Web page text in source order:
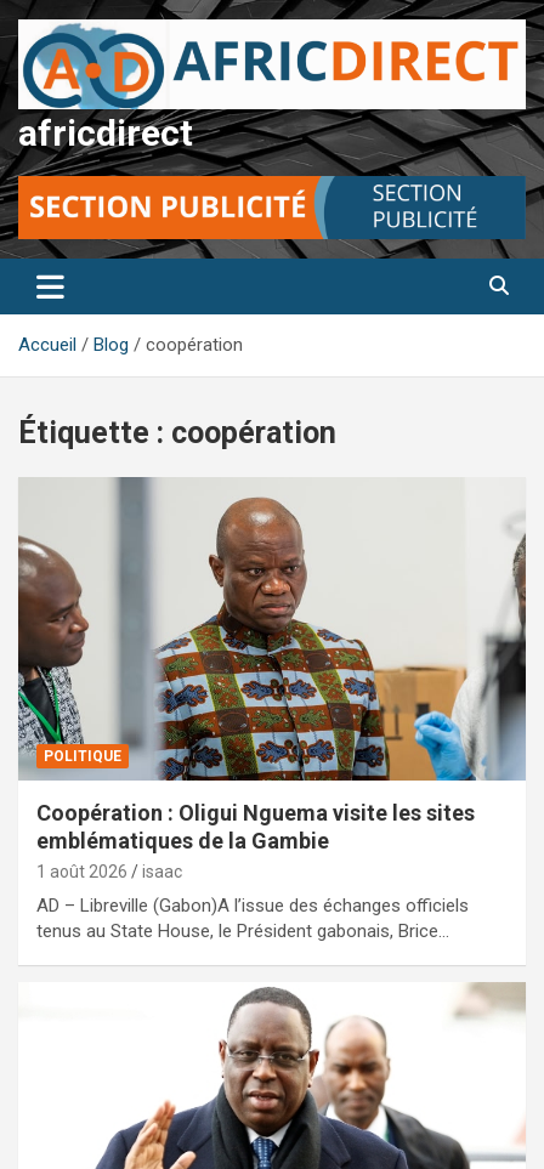
Aller
au
contenu
africdirect
Accueil Blog coopération
Étiquette : coopération
POLITIQUE
Coopération : Oligui Nguema visite les sites
emblématiques de la Gambie
1 août 2026 isaac
AD – Libreville (Gabon)A l’issue des échanges officiels
tenus au State House, le Président gabonais, Brice…